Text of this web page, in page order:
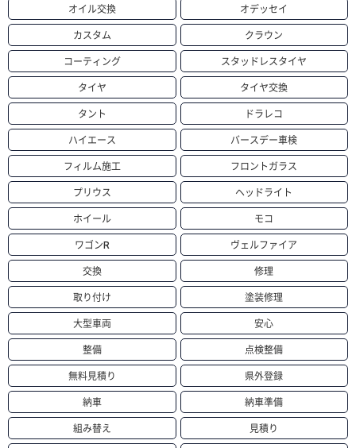
オイル交換 オデッセイ
カスタム クラウン
コーティング スタッドレスタイヤ
タイヤ タイヤ交換
タント ドラレコ
ハイエース バースデー車検
フィルム施工 フロントガラス
プリウス ヘッドライト
ホイール モコ
ワゴンR ヴェルファイア
交換 修理
取り付け 塗装修理
大型車両 安心
整備 点検整備
無料見積り 県外登録
納車 納車準備
組み替え 見積り